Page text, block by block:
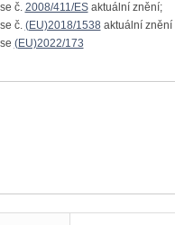
č. 2008/411/ESaktuální znění;
č. (EU)2018/1538 aktuální znění
(EU)2022/173